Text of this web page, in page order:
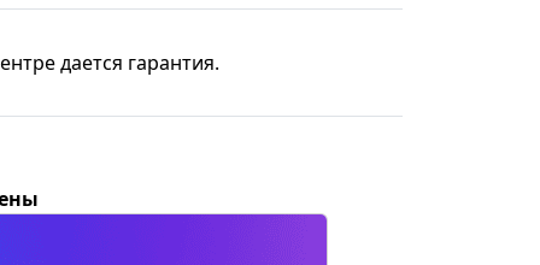
дается гарантия.